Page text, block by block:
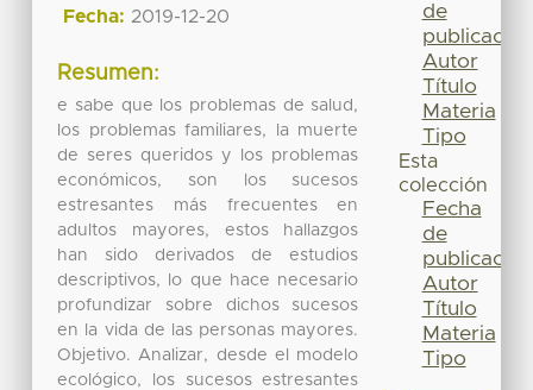
Fecha: 2019-12-20
Resumen:
e sabe que los problemas de salud,
los problemas familiares, la muerte
de seres queridos y los problemas
económicos, son los sucesos
estresantes más frecuentes en
adultos mayores, estos hallazgos
han sido derivados de estudios
descriptivos, lo que hace necesario
profundizar sobre dichos sucesos
en la vida de las personas mayores.
Objetivo. Analizar, desde el modelo
ecológico, los sucesos estresantes
de
publicación
Autor
Título
Materia
Tipo
Esta
colección
Fecha
de
publicación
Autor
Título
Materia
Tipo